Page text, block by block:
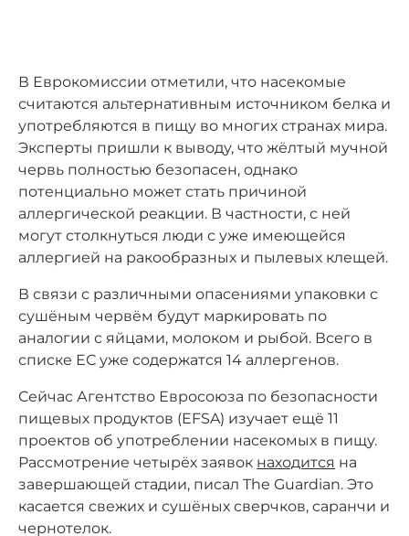
В Еврокомиссии отметили, что насекомые
считаются альтернативным источником белка и
употребляются в пищу во многих странах мира.
Эксперты пришли к выводу, что жёлтый мучной
червь полностью безопасен, однако
потенциально может стать причиной
аллергической реакции. В частности, с ней
могут столкнуться люди с уже имеющейся
аллергией на ракообразных и пылевых клещей.
В связи с различными опасениями упаковки с
сушёным червём будут маркировать по
аналогии с яйцами, молоком и рыбой. Всего в
списке ЕС уже содержатся 14 аллергенов.
Сейчас Агентство Евросоюза по безопасности
пищевых продуктов (EFSA) изучает ещё 11
проектов об употреблении насекомых в пищу.
Рассмотрение четырёх заявок находится на
завершающей стадии, писал The Guardian. Это
касается свежих и сушёных сверчков, саранчи и
чернотелок.